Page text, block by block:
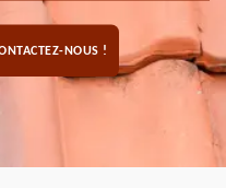
NOUS !